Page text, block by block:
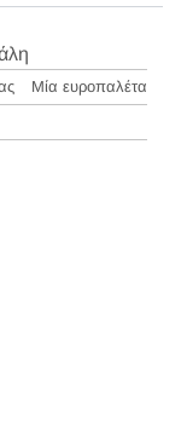
Μία ευροπαλέτα